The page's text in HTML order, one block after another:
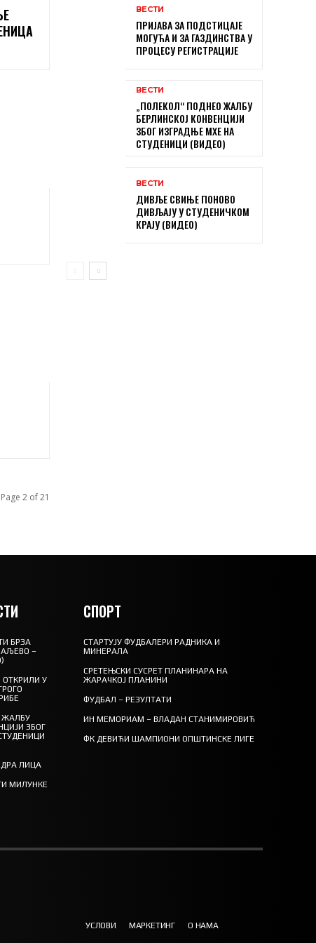
Page 2 of 21
ВЕСТИ
ПРИЈАВА ЗА ПОДСТИЦАЈЕ
МОГУЋА И ЗА ГАЗДИНСТВА У
ПРОЦЕСУ РЕГИСТРАЦИЈЕ
ВЕСТИ
„ПОЛЕКОЛ“ ПОДНЕО ЖАЛБУ
БЕРЛИНСКОЈ КОНВЕНЦИЈИ
ЗБОГ ИЗГРАДЊЕ МХЕ НА
СТУДЕНИЦИ (ВИДЕО)
ВЕСТИ
ДИВЉЕ СВИЊЕ ПОНОВО
ДИВЉАЈУ У СТУДЕНИЧКОМ
КРАЈУ (ВИДЕО)
БРЗА
–
У
ЖАЛБУ
ЗБОГ
ЛИЦА
МИЛУНКЕ
СПОРТ
СТАРТУЈУ ФУДБАЛЕРИ РАДНИКА И
МИНЕРАЛА
СРЕТЕЊСКИ СУСРЕТ ПЛАНИНАРА НА
ЖАРАЧКОЈ ПЛАНИНИ
ФУДБАЛ – РЕЗУЛТАТИ
ИН МЕМОРИАМ – ВЛАДАН СТАНИМИРОВИЋ
ФК ДЕВИЋИ ШАМПИОНИ ОПШТИНСКЕ ЛИГЕ
УСЛОВИ МАРКЕТИНГ О НАМА